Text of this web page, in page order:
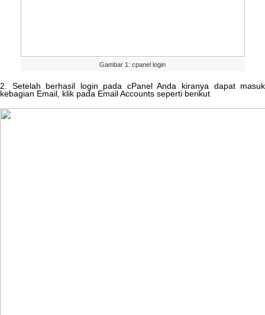
Gambar 1 : cpanel login
2 Setelah berhasil login pada cPanel Anda kiranya dapat masuk
kebagian Email klik pada EmailAccounts seperti berikut